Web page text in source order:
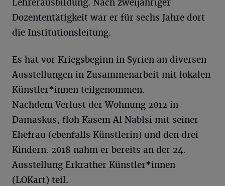
Lehrerausbildung. Nach zweijähriger
Dozententätigkeit war er für sechs Jahre dort
die Institutionsleitung.
Es hat vor Kriegsbeginn in Syrien an diversen
Ausstellungen in Zusammenarbeit mit lokalen
Künstler*innen teilgenommen.
Nachdem Verlust der Wohnung 2012 in
Damaskus, floh Kasem Al Nablsi mit seiner
Ehefrau (ebenfalls Künstlerin) und den drei
Kindern. 2018 nahm er bereits an der 24.
Ausstellung Erkrather Künstler*innen
(LOKart) teil.